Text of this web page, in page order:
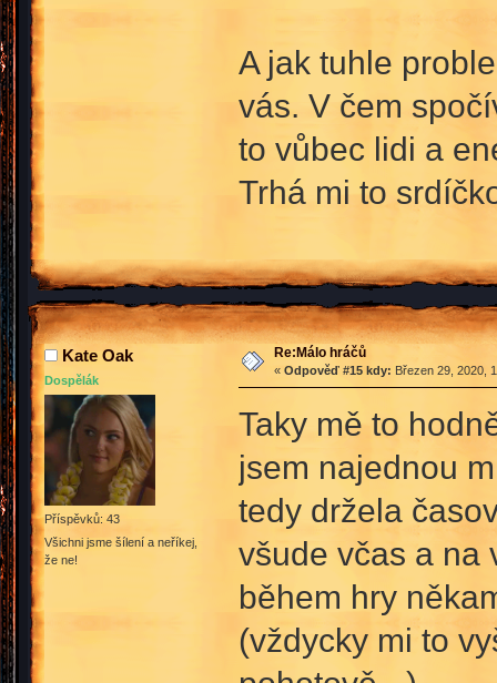
A jak tuhle
vás. V čem
to vůbec lidi a
Trhá mi to
Kate Oak
Dospělák
Příspěvků: 43
Všichni jsme šílení a neříkej,
že ne!
Re:Málo hráčů
« Odpověď #15 kdy: Březen 29, 2020,
Taky mě to
jsem najednou
tedy držela
všude včas a na
během hry
(vždycky mi to